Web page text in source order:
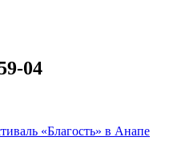
04
«Благость» в Анапе